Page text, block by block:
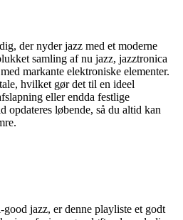
der nyder jazz med et moderne
samling af nu jazz, jazztronica
markante elektroniske elementer.
hvilket gør det til en ideel
eller endda festlige
opdateres løbende, så du altid kan
jazz, er denne playliste et godt